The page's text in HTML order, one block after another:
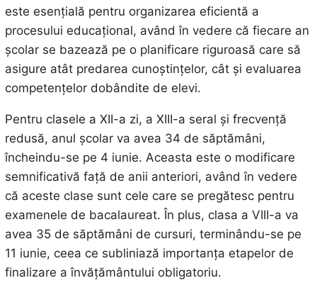
este esențială pentru organizarea eficientă a
procesului educațional, având în vedere că fiecare an
școlar se bazează pe o planificare riguroasă care să
asigure atât predarea cunoștințelor, cât și evaluarea
competențelor dobândite de elevi.
Pentru clasele a XII-a zi, a XIII-a seral și frecvență
redusă, anul școlar va avea 34 de săptămâni,
încheindu-se pe 4 iunie. Aceasta este o modificare
semnificativă față de anii anteriori, având în vedere
că aceste clase sunt cele care se pregătesc pentru
examenele de bacalaureat. În plus, clasa a VIII-a va
avea 35 de săptămâni de cursuri, terminându-se pe
11 iunie, ceea ce subliniază importanța etapelor de
finalizare a învățământului obligatoriu.